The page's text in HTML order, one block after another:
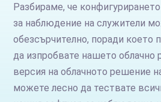
Разбираме, че
за наблюдение на служители
обезсърчително, поради което
да изпробвате нашето облачно
версия на облачното решение
можете лесно да тествате